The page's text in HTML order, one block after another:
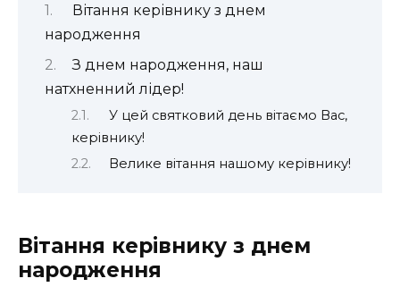
Вітання керівнику з днем
народження
З днем народження, наш
натхненний лідер!
У цей святковий день вітаємо Вас,
керівнику!
Велике вітання нашому керівнику!
Вітання керівнику з днем
народження